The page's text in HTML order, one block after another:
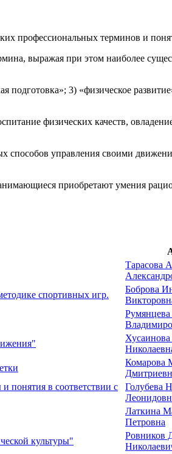
профессиональных терминов и
выражая при этом наиболее
3) «физическое
физических качеств,
спо­собов управления своими
приобретают умения
Тарасова
спортивных игр.
Боброва
Румянцева
Комарова
понятия в соответствии с
Голубева
Латкина
Петровна
культуры"
Ровников